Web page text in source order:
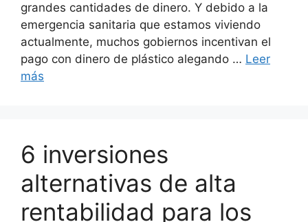
grandes cantidades de dinero. Y debido a la
emergencia sanitaria que estamos viviendo
actualmente, muchos gobiernos incentivan el
pago con dinero de plástico alegando … Leer
más
6 inversiones
alternativas de alta
rentabilidad para los